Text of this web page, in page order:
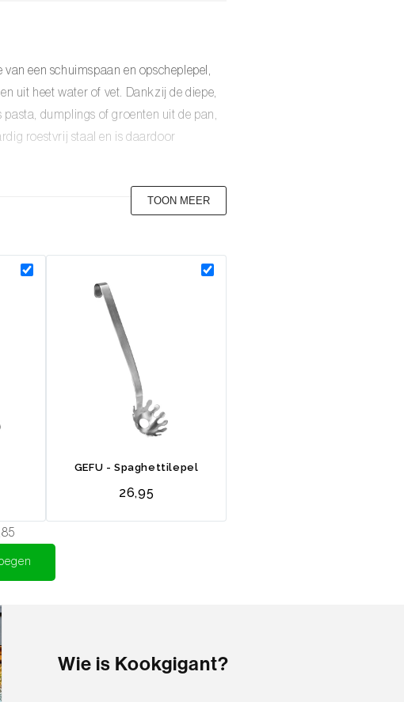
een schuimspaan en opscheplepel,
uit heet water of vet. Dankzij de diepe,
dumplings of groenten uit de pan,
roestvrij staal en is daardoor
met modern gemak.
lepel blijven liggen tijdens het
ideaal bij blancheren of frituren.
Met ophangoog voor efficiënte
schuimspaan een waardevolle
voor jarenlang gebruik.
TOON MEER
GEFU - Spaghettilepel
26,95
Wie is Kookgigant?